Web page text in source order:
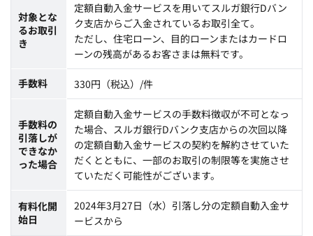
対象とな
るお取引
き
定額自動入金サービスを用いてスルガ銀行Dバン
ク支店からご入金されているお取引全て。
ただし、住宅ローン、目的ローンまたはカードロ
ーンの残高があるお客さまは無料です。
手数料 330円（税込）/件
手数料の
引落しが
できなか
った場合
定額自動入金サービスの手数料徴収が不可となっ
た場合、スルガ銀行Dバンク支店からの次回以降
の定額自動入金サービスの契約を解約させていた
だくとともに、一部のお取引の制限等を実施させ
ていただく可能性がございます。
有料化開
始日
2024年3月27日（水）引落し分の定額自動入金サ
ービスから